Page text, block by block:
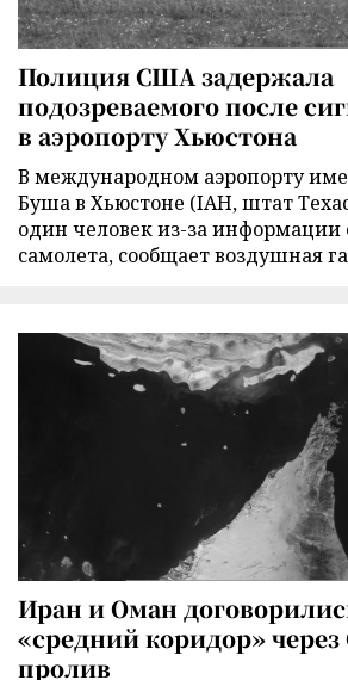
Полиция США задержала
подозреваемого после
в аэропорту Хьюстона
В международном аэропорту
Буша в Хьюстоне (IAH, штат
один человек из-за информации
самолета, сообщает воздушная
Иран и Оман
«средний коридор»
пролив